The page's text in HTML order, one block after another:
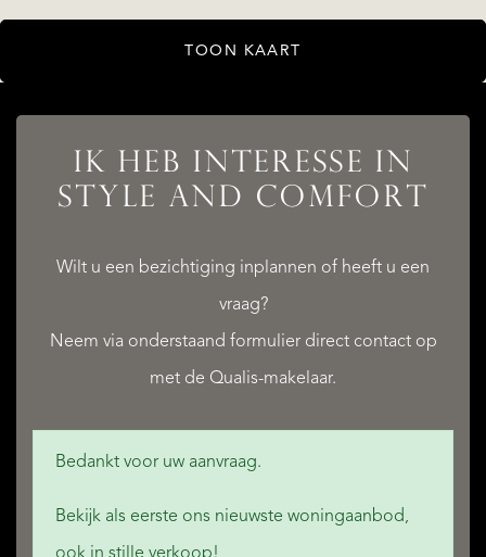
TOON KAART
IK HEB INTERESSE IN
STYLE AND COMFORT
Wilt u een bezichtiging inplannen of heeft u een
vraag?
Neem via onderstaand formulier direct contact op
met de Qualis-makelaar.
Bedankt voor uw aanvraag.
Bekijk als eerste ons nieuwste woningaanbod,
ook in stille verkoop!